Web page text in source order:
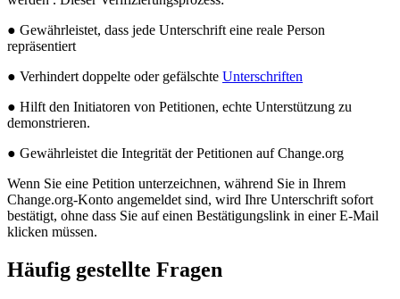
● Gewährleistet, dass jede Unterschrift eine reale Person
repräsentiert
● Verhindert doppelte oder gefälschte Unterschriften
● Hilft den Initiatoren von Petitionen, echte Unterstützung zu
demonstrieren.
● Gewährleistet die Integrität der Petitionen auf Change.org
Wenn Sie eine Petition unterzeichnen, während Sie in Ihrem
Change.org-Konto angemeldet sind, wird Ihre Unterschrift sofort
bestätigt, ohne dass Sie auf einen Bestätigungslink in einer E-Mail
klicken müssen.
Häufig gestellte Fragen